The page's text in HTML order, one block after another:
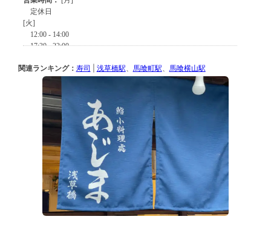
関連ランキング： 寿司 浅草橋駅 馬喰町駅 馬喰横山駅